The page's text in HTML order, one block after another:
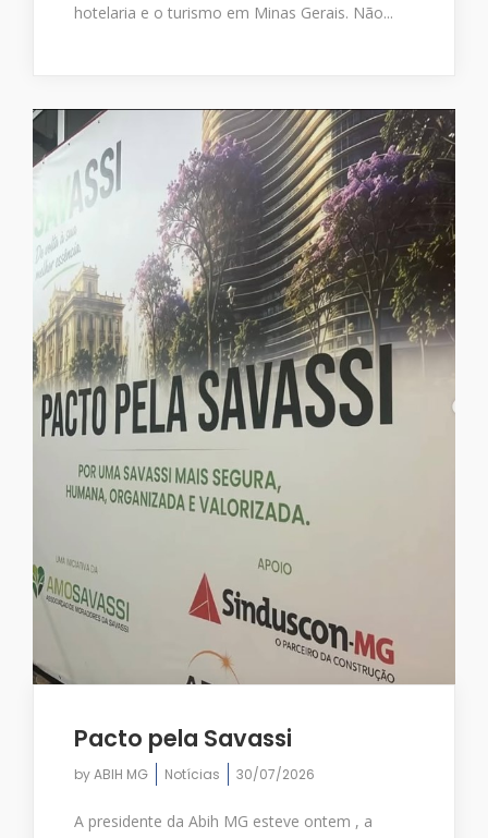
hotelaria e o turismo em Minas Gerais. Não...
Pacto pela Savassi
byABIH MG Notícias 30/07/2026
A presidente da Abih MG esteve ontem , a